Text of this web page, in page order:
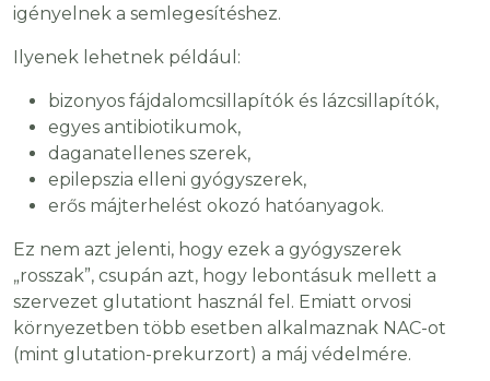
igényelnek a semlegesítéshez.
Ilyenek lehetnek például:
bizonyos fájdalomcsillapítók és lázcsillapítók,
egyes antibiotikumok,
daganatellenes szerek,
epilepszia elleni gyógyszerek,
erős májterhelést okozó hatóanyagok.
Ez nem azt jelenti, hogy ezek a gyógyszerek
„rosszak”, csupán azt, hogy lebontásuk mellett a
szervezet glutationt használ fel. Emiatt orvosi
környezetben több esetben alkalmaznak NAC-ot
(mint glutation-prekurzort) a máj védelmére.